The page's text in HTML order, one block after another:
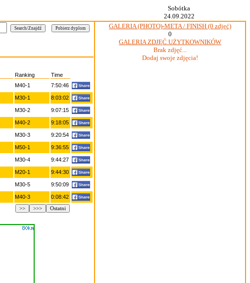
Sobótka
24.09.2022
Ranking
Time
M40-1 7:50:46
M30-1 8:03:02
M30-2 9:07:15
M40-2 9:18:05
M30-3 9:20:54
M50-1 9:36:55
M30-4 9:44:27
M20-1 9:44:30
M30-5 9:50:09
M40-3 0:08:42
Ostatni
>>>
>>
GALERIA (PHOTO)-META / FINISH (0 zdjęć)
0
GALERIA ZDJĘĆ UŻYTKOWNIKÓW
Brak zdjęć...
Dodaj swoje zdjęcia!